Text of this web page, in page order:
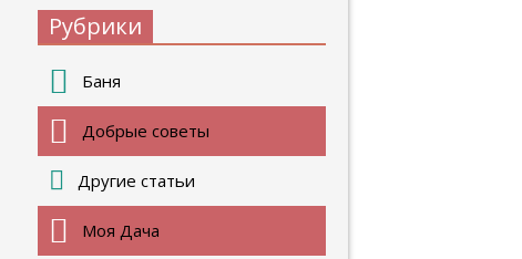
Рубрики
Баня
Добрые советы
Другие статьи
Моя Дача